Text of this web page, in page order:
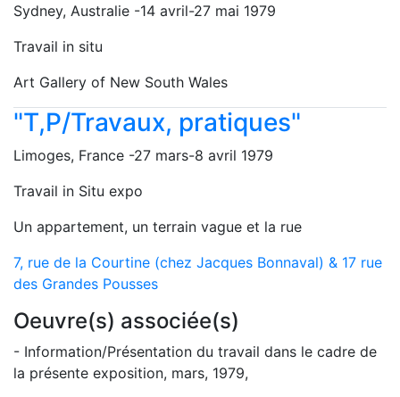
Sydney, Australie -14 avril-27 mai 1979
Travail in situ
Art Gallery of New South Wales
"T,P/Travaux, pratiques"
Limoges, France -27 mars-8 avril 1979
Travail in Situ expo
Un appartement, un terrain vague et la rue
7, rue de la Courtine (chez Jacques Bonnaval) & 17 rue
des Grandes Pousses
Oeuvre(s) associée(s)
- Information/Présentation du travail dans le cadre de
la présente exposition, mars, 1979,